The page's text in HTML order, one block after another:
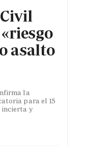
asalto
la
para el 15
y